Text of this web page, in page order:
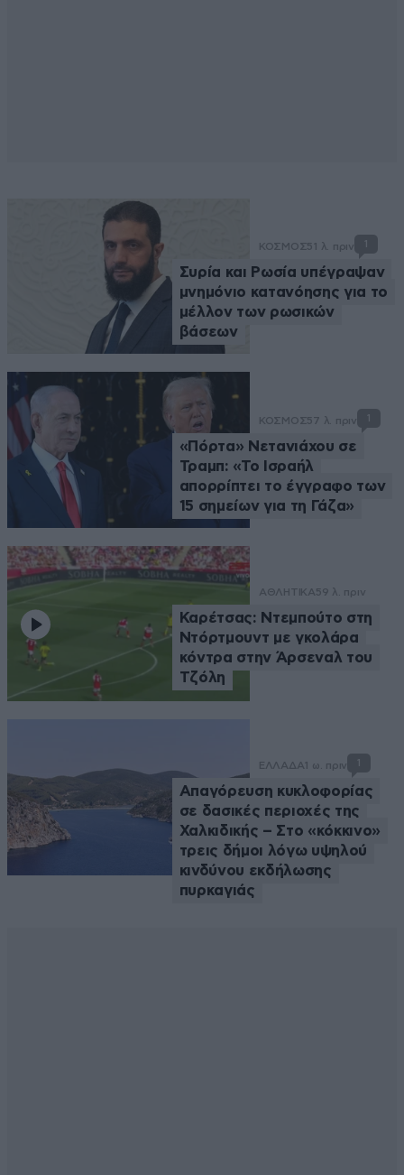
ΚΟΣΜΟΣ51 λ. πριν
Συρία και Ρωσία υπέγραψαν
μνημόνιο κατανόησης για το
μέλλον των ρωσικών
βάσεων
ΚΟΣΜΟΣ57 λ. πριν 1
«Πόρτα» Νετανιάχου σε
Τραμπ: «Το Ισραήλ
απορρίπτει το έγγραφο των
15 σημείων για τη Γάζα»
ΑΘΛΗΤΙΚΑ59 λ. πριν
Καρέτσας: Ντεμπούτο στη
Ντόρτμουντ με γκολάρα
κόντρα στην Άρσεναλ του
Τζόλη
ΕΛΛΑΔΑ 1 ω. πριν 1
Απαγόρευση κυκλοφορίας
σε δασικές περιοχές της
Χαλκιδικής – Στο «κόκκινο»
τρεις δήμοι λόγω υψηλού
κινδύνου εκδήλωσης
πυρκαγιάς